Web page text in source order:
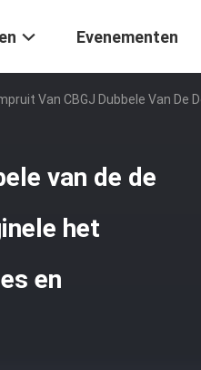
Evenementen
Van CBGJ Dubbele Van
van de de
het
en